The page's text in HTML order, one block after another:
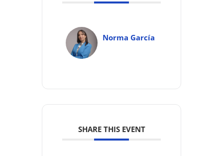
Norma García
SHARE THIS EVENT